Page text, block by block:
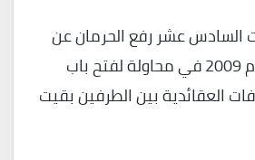
السادس عشر رفع الحرمان عن
هؤلاء الأساقفة عام 2009 في محاولة لفتح باب
العقائدية بين الطرفين بقيت